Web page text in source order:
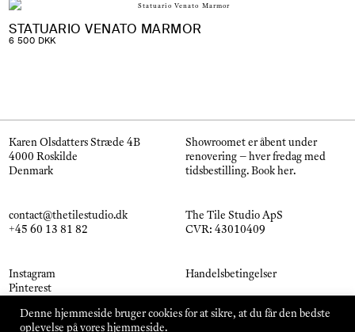
STATUARIO VENATO MARMOR
6 500 DKK
Karen Olsdatters Stræde 4B
4000 Roskilde
Denmark
Showroomet er åbent under
renovering – hver fredag med
tidsbestilling.Book her.
contact@thetilestudio.dk
+45 60 13 81 82
The Tile Studio ApS
CVR: 43010409
Instagram
Pinterest
Handelsbetingelser
Denne hjemmeside bruger cookies for at sikre, at du får den bedste
oplevelse på vores hjemmeside.